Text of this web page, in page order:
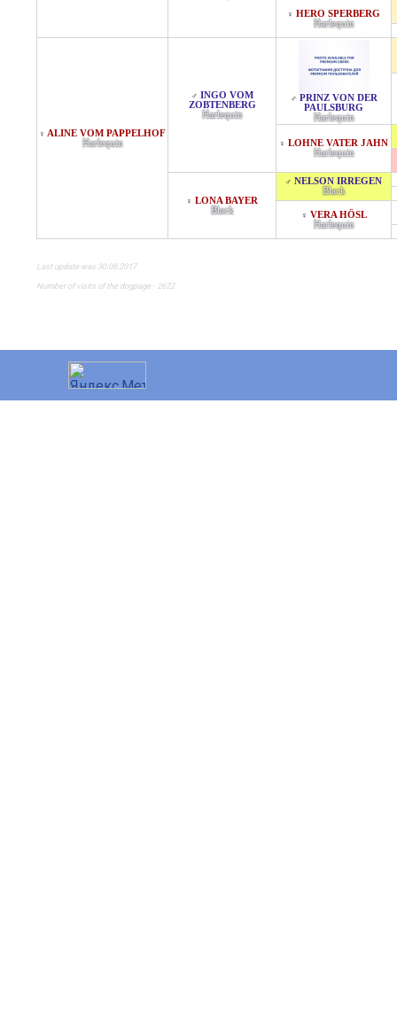
♀ HERO SPERBERG
Harlequin
♀ ALINE VOM PAPPELHOF
Harlequin
♂ INGO VOM
ZOBTENBERG
Harlequin
♂ PRINZ VON DER
PAULSBURG
Harlequin
♀ LOHNE VATER JAHN
Harlequin
♀ LONA BAYER
Black
♂ NELSON IRREGEN
Black
♀ VERA HÖSL
Harlequin
Last update was 30.08.2017
Number of visits of the dogpage - 2622